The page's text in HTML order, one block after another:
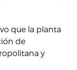
que la planta
de
y